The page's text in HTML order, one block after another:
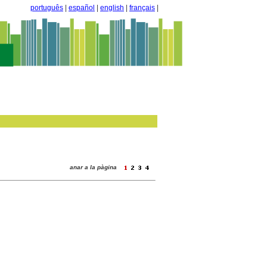
português español english français
anar a la pàgina